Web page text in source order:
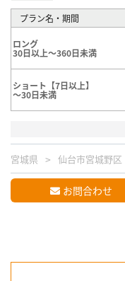
プラン名・期間
ロング
30日以上～360日未満
ショート【7日以上】
～30日未満
宮城県 仙台市宮城野区
お問合わせ